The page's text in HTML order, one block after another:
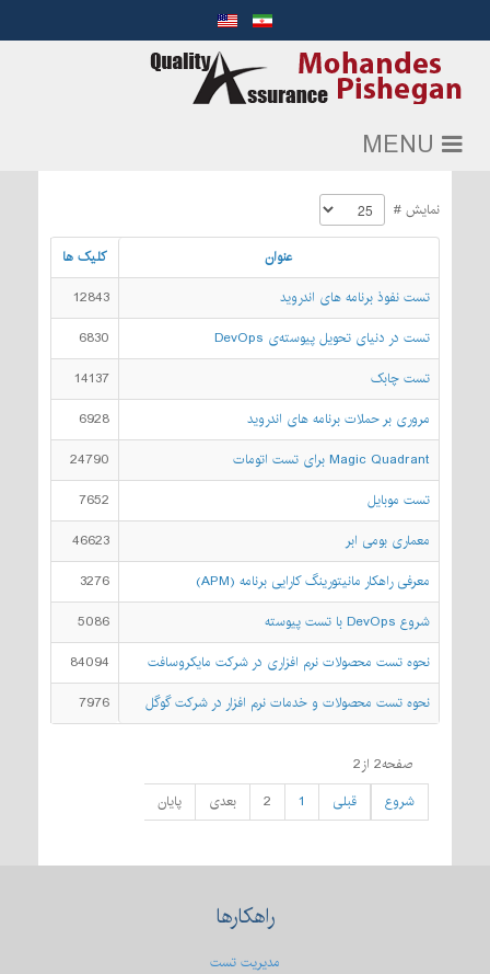
نمایش #
عنوان
کلیک ها
تست نفوذ برنامه های اندروید
12843
تست در دنیای تحویل پیوسته‌ی DevOps
6830
تست چابک
14137
مروری بر حملات برنامه های اندروید
6928
Magic Quadrant برای تست اتومات
24790
تست موبایل
7652
معماری بومی ابر
46623
معرفی راهکار مانیتورینگ کارایی برنامه (APM)
3276
شروع DevOps با تست پیوسته
5086
نحوه تست محصولات نرم افزاری در شرکت مایکروسافت
84094
نحوه تست محصولات و خدمات نرم افزار در شرکت گوگل
7976
صفحه2 از2
شروع
قبلی 1
2 بعدی پایان
راهکارها
مدیریت تست